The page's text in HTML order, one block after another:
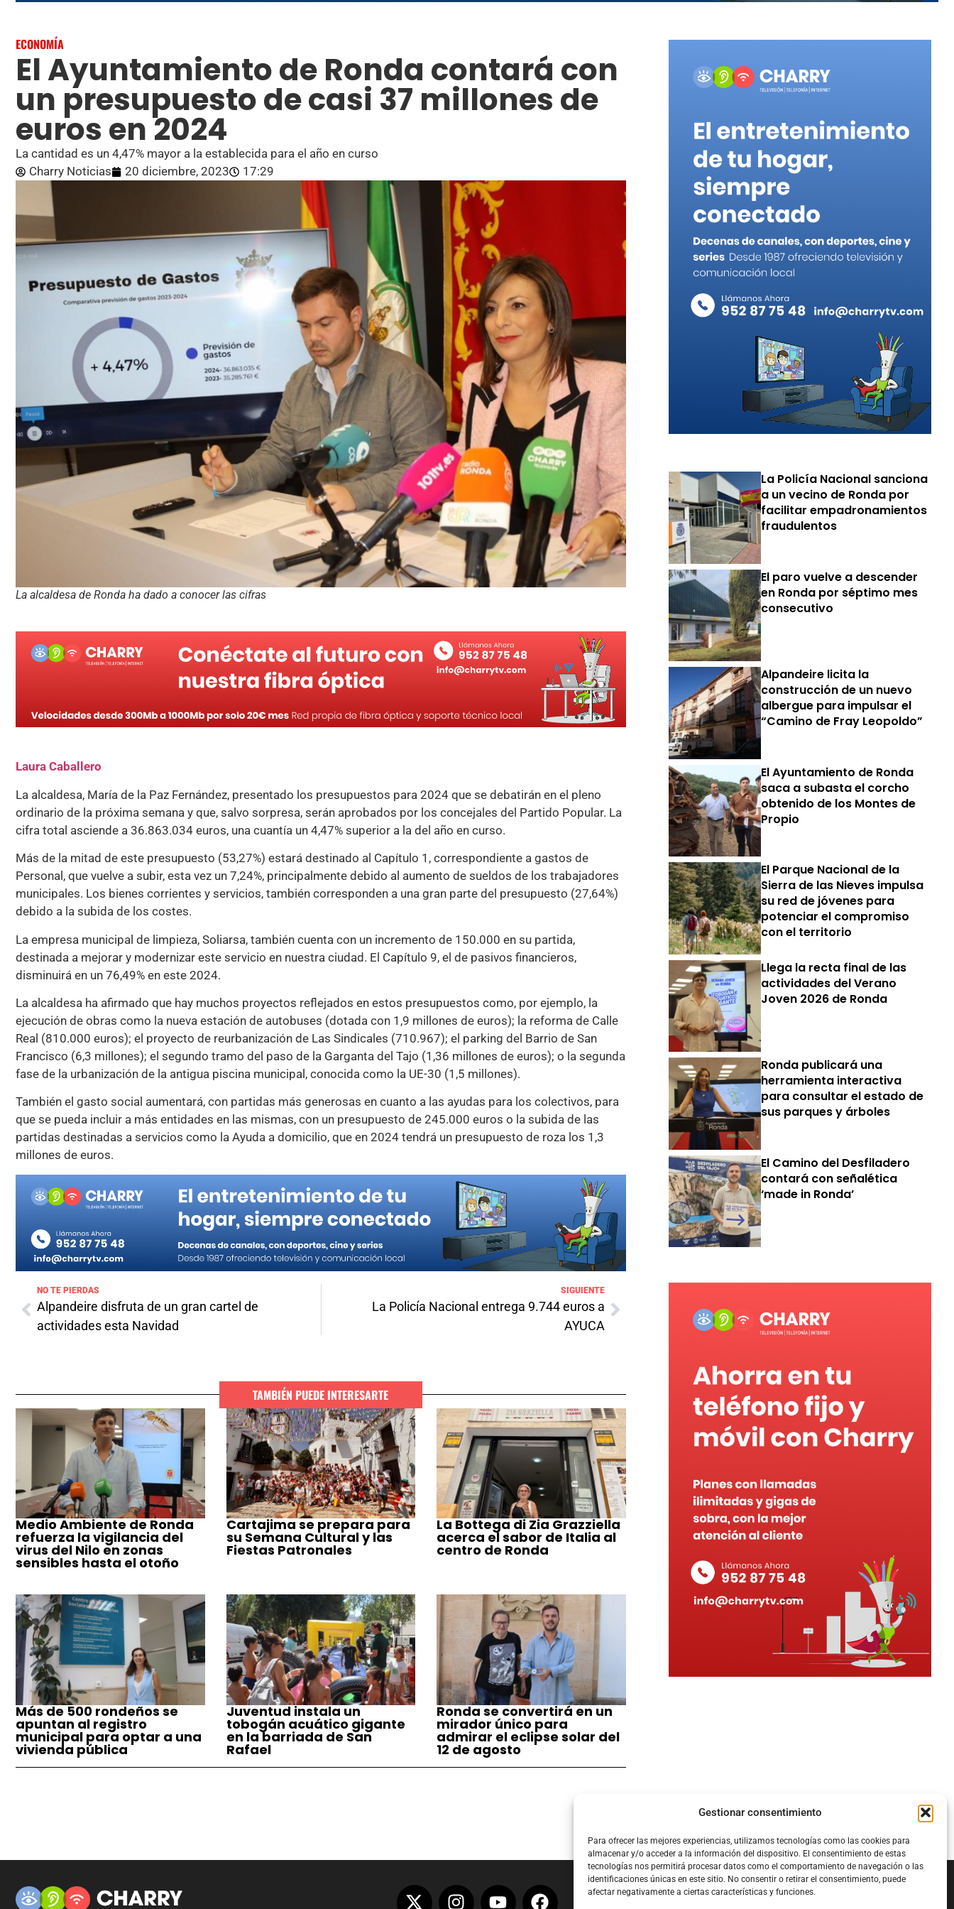
Gestionar consentimiento
Para ofrecer las mejores experiencias, utilizamos tecnologías como las cookies para
almacenar y/o acceder a la información del dispositivo. El consentimiento de estas
tecnologías nos permitirá procesar datos como el comportamiento de navegación o las
identificaciones únicas en este sitio. No consentir o retirar el consentimiento, puede
afectar negativamente a ciertas características y funciones.
ECONOMÍA
El Ayuntamiento de Ronda contará con
un presupuesto de casi 37 millones de
euros en 2024
La cantidad es un 4,47% mayor a la establecida para el año en curso
Charry Noticias
20 diciembre, 2023 17:29
La alcaldesa de Ronda ha dado a conocer las cifras
Laura Caballero
La alcaldesa, María de la Paz Fernández, presentado los presupuestos para 2024 que se debatirán en el pleno
ordinario de la próxima semana y que, salvo sorpresa, serán aprobados por los concejales del Partido Popular. La
cifra total asciende a 36.863.034 euros, una cuantía un 4,47% superior a la del año en curso.
Más de la mitad de este presupuesto (53,27%) estará destinado al Capítulo 1, correspondiente a gastos de
Personal, que vuelve a subir, esta vez un 7,24%, principalmente debido al aumento de sueldos de los trabajadores
municipales. Los bienes corrientes y servicios, también corresponden a una gran parte del presupuesto (27,64%)
debido a la subida de los costes.
La empresa municipal de limpieza, Soliarsa, también cuenta con un incremento de 150.000 en su partida,
destinada a mejorar y modernizar este servicio en nuestra ciudad. El Capítulo 9, el de pasivos financieros,
disminuirá en un 76,49% en este 2024.
La alcaldesa ha afirmado que hay muchos proyectos reflejados en estos presupuestos como, por ejemplo, la
ejecución de obras como la nueva estación de autobuses (dotada con 1,9 millones de euros); la reforma de Calle
Real (810.000 euros); el proyecto de reurbanización de Las Sindicales (710.967); el parking del Barrio de San
Francisco (6,3 millones); el segundo tramo del paso de la Garganta del Tajo (1,36 millones de euros); o la segunda
fase de la urbanización de la antigua piscina municipal, conocida como la UE-30 (1,5 millones).
También el gasto social aumentará, con partidas más generosas en cuanto a las ayudas para los colectivos, para
que se pueda incluir a más entidades en las mismas, con un presupuesto de 245.000 euros o la subida de las
partidas destinadas a servicios como la Ayuda a domicilio, que en 2024 tendrá un presupuesto de roza los 1,3
millones de euros.
NO TE PIERDAS
Alpandeire disfruta de un gran cartel de
actividades esta Navidad
SIGUIENTE
La Policía Nacional entrega 9.744 euros a
AYUCA
TAMBIÉN PUEDE INTERESARTE
Medio Ambiente de Ronda
refuerza la vigilancia del
virus del Nilo en zonas
sensibles hasta el otoño
Cartajima se prepara para
su Semana Cultural y las
Fiestas Patronales
La Bottega di Zia Grazziella
acerca el sabor de Italia al
centro de Ronda
Más de 500 rondeños se
apuntan al registro
municipal para optar a una
vivienda pública
Juventud instala un
tobogán acuático gigante
en la barriada de San
Rafael
Ronda se convertirá en un
mirador único para
admirar el eclipse solar del
12 de agosto
La Policía Nacional sanciona
a un vecino de Ronda por
facilitar empadronamientos
fraudulentos
El paro vuelve a descender
en Ronda por séptimo mes
consecutivo
Alpandeire licita la
construcción de un nuevo
albergue para impulsar el
“Camino de Fray Leopoldo”
El Ayuntamiento de Ronda
saca a subasta el corcho
obtenido de los Montes de
Propio
El Parque Nacional de la
Sierra de las Nieves impulsa
su red de jóvenes para
potenciar el compromiso
con el territorio
Llega la recta final de las
actividades del Verano
Joven 2026 de Ronda
Ronda publicará una
herramienta interactiva
para consultar el estado de
sus parques y árboles
El Camino del Desfiladero
contará con señalética
‘made in Ronda’